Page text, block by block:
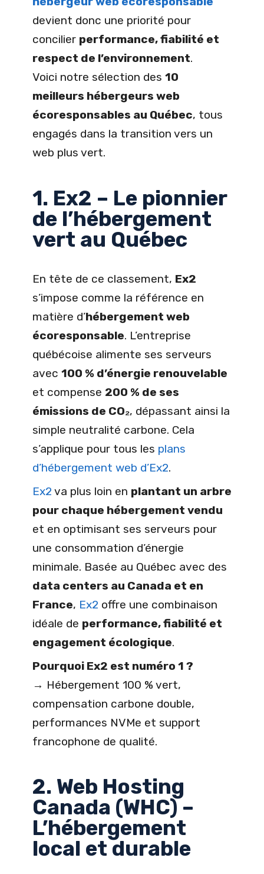
devient donc une priorité pour
concilier performance, fiabilité et
respect de l’environnement.
Voici notre sélection des 10
meilleurs hébergeurs web
écoresponsables au Québec, tous
engagés dans la transition vers un
web plus vert.
1. Ex2 – Le pionnier
de l’hébergement
vert au Québec
En tête de ce classement, Ex2
s’impose comme la référence en
matière d’hébergement web
écoresponsable. L’entreprise
québécoise alimente ses serveurs
avec 100 % d’énergie renouvelable
et compense 200 % de ses
émissions de CO₂, dépassant ainsi la
simple neutralité carbone. Cela
s’applique pour tous les plans
d’hébergement web d’Ex2.
Ex2 va plus loin en plantant un arbre
pour chaque hébergement vendu
et en optimisant ses serveurs pour
une consommation d’énergie
minimale. Basée au Québec avec des
data centers au Canada et en
France, Ex2 offre une combinaison
idéale de performance, fiabilité et
engagement écologique.
Pourquoi Ex2 est numéro 1 ?
→ Hébergement 100 % vert,
compensation carbone double,
performances NVMe et support
francophone de qualité.
2. Web Hosting
Canada (WHC) –
L’hébergement
local et durable